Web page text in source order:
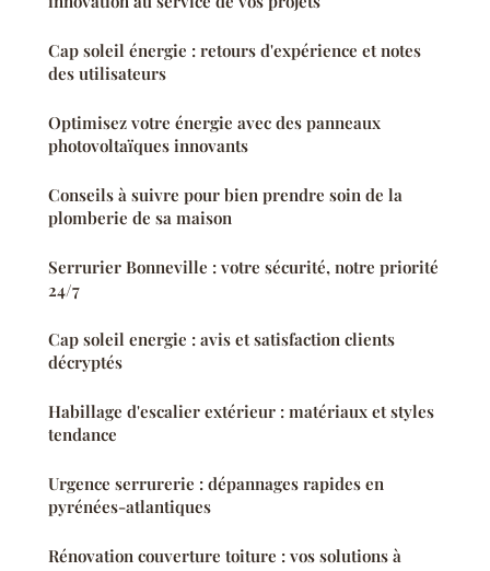
Cap soleil énergie : retours d'expérience et notes
des utilisateurs
Optimisez votre énergie avec des panneaux
photovoltaïques innovants
Conseils à suivre pour bien prendre soin de la
plomberie de sa maison
Serrurier Bonneville : votre sécurité, notre priorité
24/7
Cap soleil energie : avis et satisfaction clients
décryptés
Habillage d'escalier extérieur : matériaux et styles
tendance
Urgence serrurerie : dépannages rapides en
pyrénées-atlantiques
Rénovation couverture toiture : vos solutions à